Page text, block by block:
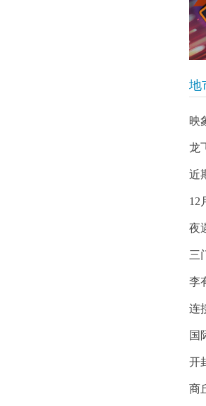
地
映
龙
近
12
夜
三
李
连
国
开
商